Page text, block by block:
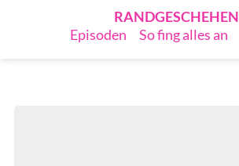
RANDGESCHEHEN
Episoden
So fing alles an